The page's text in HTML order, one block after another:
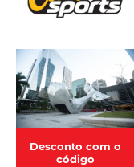
Desconto com o
código